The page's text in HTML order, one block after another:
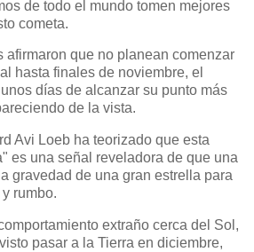
de todo el mundo tomen mejores
cometa.
afirmaron que no planean comenzar
hasta finales de noviembre, el
días de alcanzar su punto más
de la vista.
Avi Loeb ha teorizado que esta
es una señal reveladora de que una
gravedad de una gran estrella para
rumbo.
extraño cerca del Sol,
pasar a la Tierra en diciembre,